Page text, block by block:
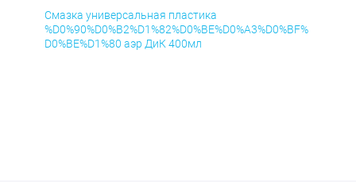
Смазка универсальная пластика
%D0%90%D0%B2%D1%82%D0%BE%D0%A3%D0%BF%
D0%BE%D1%80 аэр ДиК 400мл